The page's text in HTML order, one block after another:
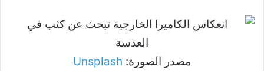
مصدر الصورة: Unsplash